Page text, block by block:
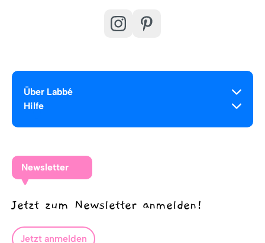
Über Labbé
Hilfe
Newsletter
Jetzt zum Newsletter anmelden!
Jetzt anmelden